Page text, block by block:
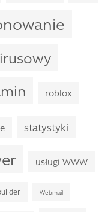
roblox
statystyki
usługi WWW
Webmail